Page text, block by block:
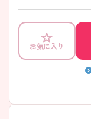
お気に入り